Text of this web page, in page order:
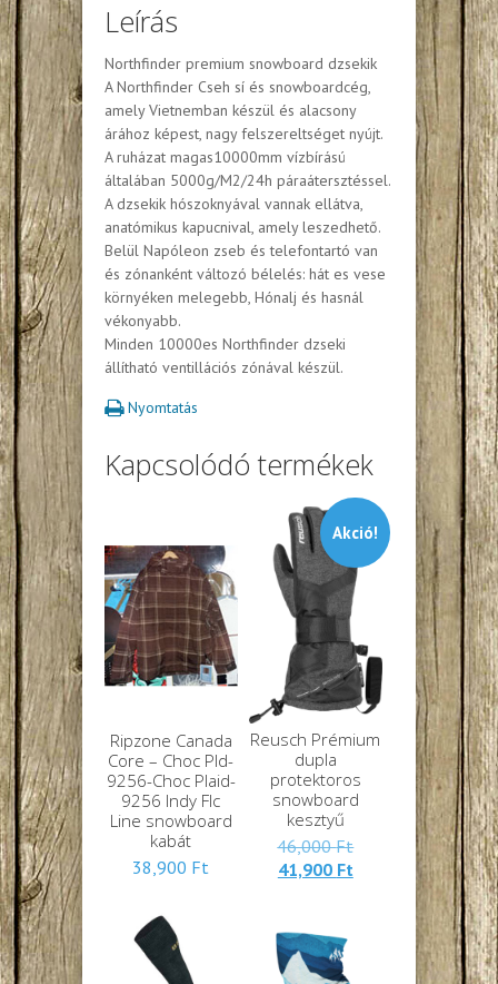
Leírás
Northfinder premium snowboard dzsekik
A Northfinder Cseh sí és snowboardcég,
amely Vietnemban készül és alacsony
árához képest, nagy felszereltséget nyújt.
A ruházat magas10000mm vízbírású
általában 5000g/M2/24h páraátersztéssel.
A dzsekik hószoknyával vannak ellátva,
anatómikus kapucnival, amely leszedhető.
Belül Napóleon zseb és telefontartó van
és zónanként változó bélelés: hát es vese
környéken melegebb, Hónalj és hasnál
vékonyabb.
Minden 10000es Northfinder dzseki
állítható ventillációs zónával készül.
Nyomtatás
Kapcsolódó termékek
Ripzone Canada
Core – Choc Pld-
9256-Choc Plaid-
9256 Indy Flc
Line snowboard
kabát
38,900 Ft
Akció!
Reusch Prémium
dupla
protektoros
snowboard
kesztyű
46,000FtEredeti
46,000 Ft.
41,900 FtJelenlegi
41,900 Ft.